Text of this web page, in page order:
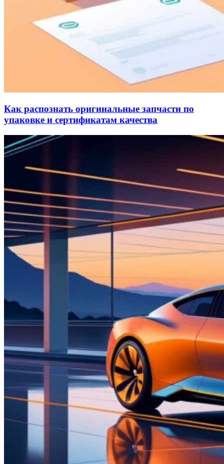
Как распознать оригинальные запчасти по
упаковке и сертификатам качества